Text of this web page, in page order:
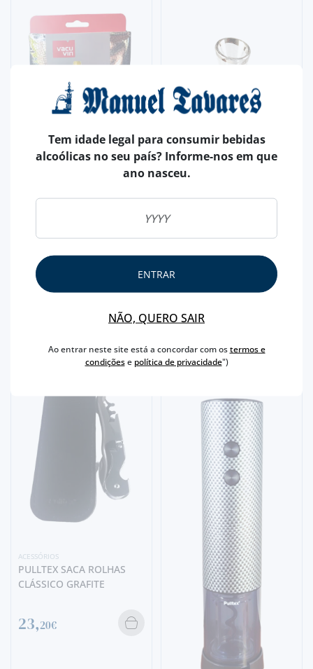
MANGA REFRIGERANTE DE
60€
MINI DECANTADOR DE
GARRAFA
9,
ACESSÓRIOS
PULLTEX SACA ROLHAS
CLÁSSICO GRAFITE
23,20€
Tem idade legal para consumir bebidas
alcoólicas no seu país? Informe-nos em que
ano nasceu.
ENTRAR
NÃO, QUERO SAIR
Ao entrar neste site está a concordar com ostermos e
condiçõese política de privacidade")